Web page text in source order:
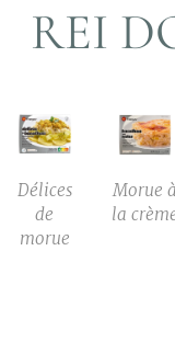
REI
Délices
de
morue
Morue à
la